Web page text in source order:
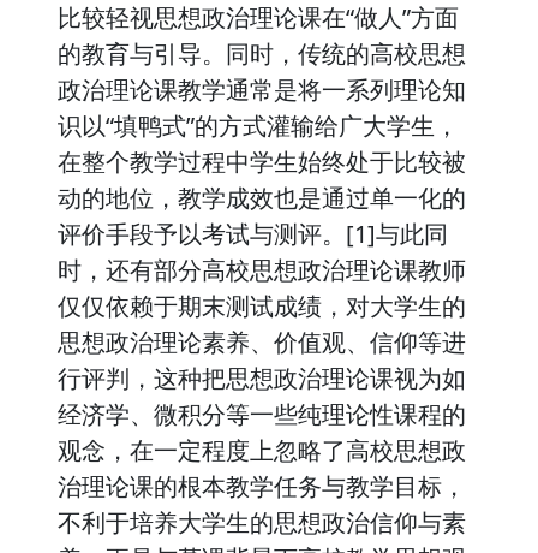
比较轻视思想政治理论课在“做人”方面
的教育与引导。同时，传统的高校思想
政治理论课教学通常是将一系列理论知
识以“填鸭式”的方式灌输给广大学生，
在整个教学过程中学生始终处于比较被
动的地位，教学成效也是通过单一化的
评价手段予以考试与测评。[1]与此同
时，还有部分高校思想政治理论课教师
仅仅依赖于期末测试成绩，对大学生的
思想政治理论素养、价值观、信仰等进
行评判，这种把思想政治理论课视为如
经济学、微积分等一些纯理论性课程的
观念，在一定程度上忽略了高校思想政
治理论课的根本教学任务与教学目标，
不利于培养大学生的思想政治信仰与素